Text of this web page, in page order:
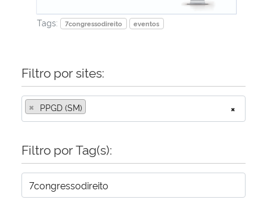
Controladoria-Geral da União
Secretaria-Geral
Secretaria de Governo
Gabinete de Segurança Institucional
Tags: 7congressodireito eventos
Filtro por sites:
×
× PPGD (SM)
Filtro por Tag(s):